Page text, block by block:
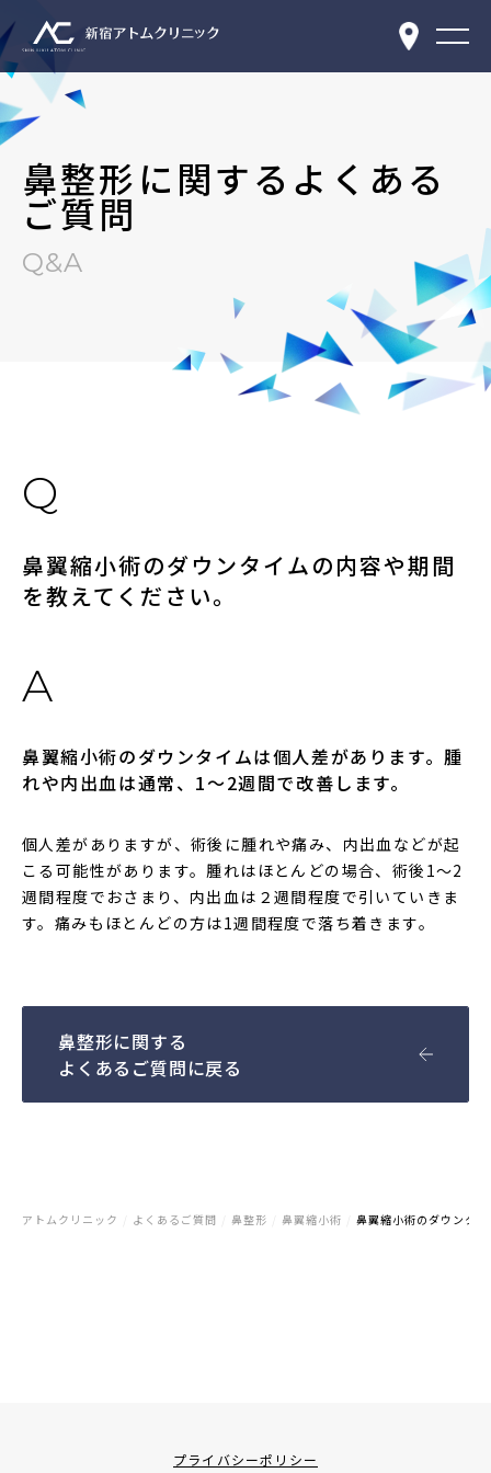
鼻整形に関するよくある
ご質問
Q&A
鼻翼縮小術のダウンタイムの内容や期間
を教えてください。
鼻翼縮小術のダウンタイムは個人差があります。腫
れや内出血は通常、1～2週間で改善します。
個人差がありますが、術後に腫れや痛み、内出血などが起
こる可能性があります。腫れはほとんどの場合、術後1〜2
週間程度でおさまり、内出血は２週間程度で引いていきま
す。痛みもほとんどの方は1週間程度で落ち着きます。
鼻整形に関する
よくあるご質問に戻る
アトムクリニック よくあるご質問 鼻整形 鼻翼縮小術 鼻翼縮小術のダウンタ
プライバシーポリシー